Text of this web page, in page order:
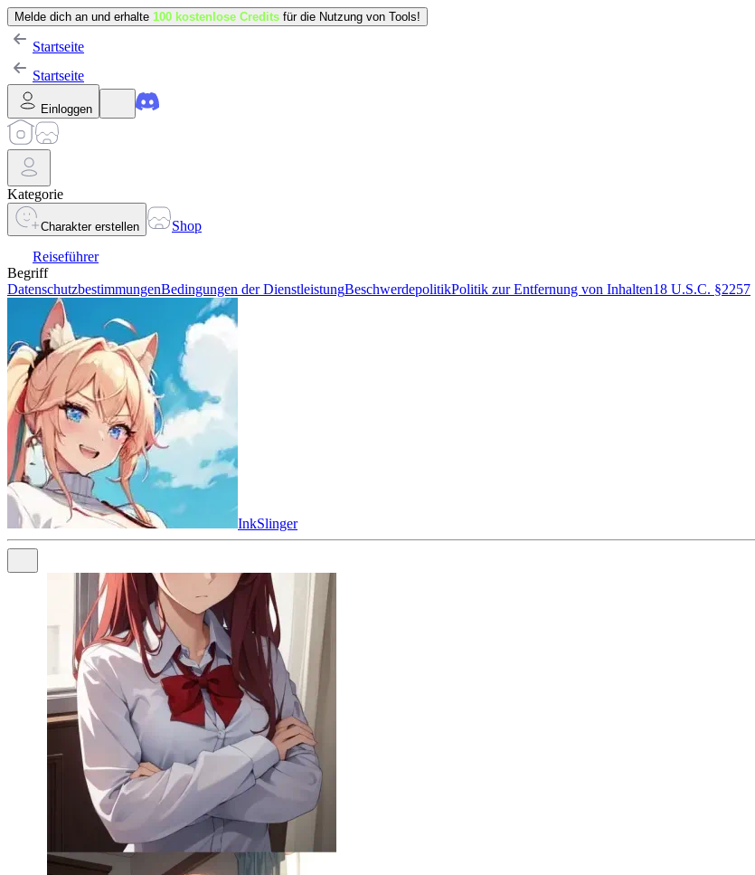
Melde dich an und erhalte 100 kostenlose Credits für die Nutzung von Tools!
Startseite
Startseite
Einloggen
Kategorie
Charakter erstellen
Shop
Reiseführer
Begriff
DatenschutzbestimmungenBedingungen der DienstleistungBeschwerdepolitikPolitik zur Entfernung von Inhalten18 U.S.C. §2257
InkSlinger